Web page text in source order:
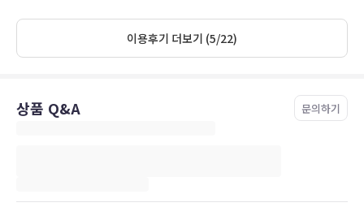
이용후기 더보기 (5/22)
상품 Q&A 문의하기